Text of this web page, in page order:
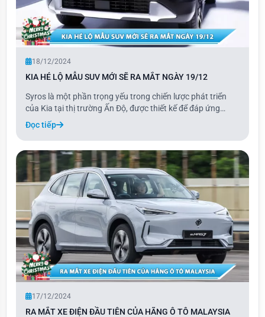
18/12/2024
KIA HÉ LỘ MẪU SUV MỚI SẼ RA MẮT NGÀY 19/12
Syros là một phần trọng yếu trong chiến lược phát triển
của Kia tại thị trường Ấn Độ, được thiết kế để đáp ứng
những nhu cầu đặc thù của người tiêu dùng địa phương,
đồng thời vẫn duy trì sức hấp dẫn trên toàn cầu. Mẫu xe
này sẽ lấp đầy khoảng trống giữa c
Đọc tiếp
17/12/2024
RA MẮT XE ĐIỆN ĐẦU TIÊN CỦA HÃNG Ô TÔ MALAYSIA